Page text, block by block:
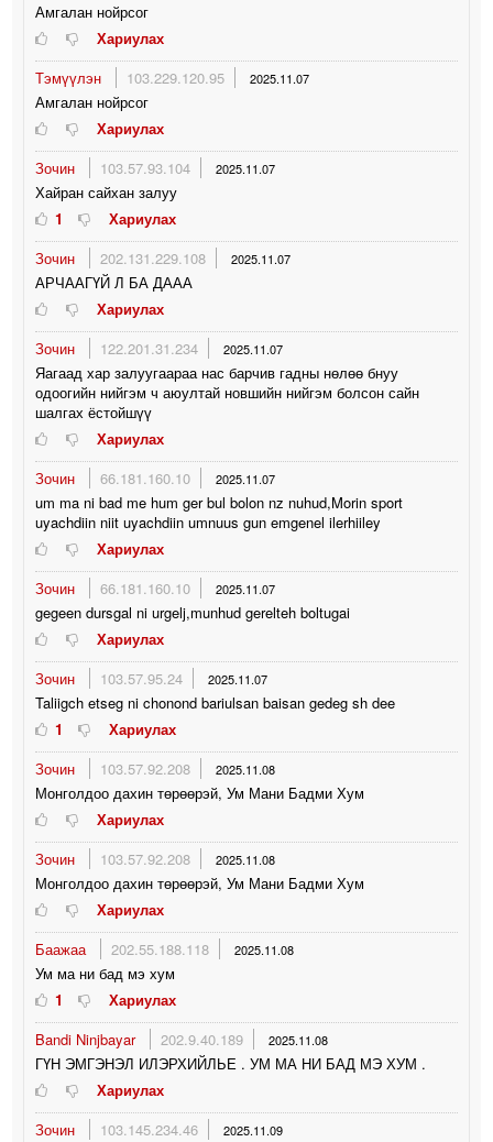
Амгалан нойрсог
Хариулах
Тэмүүлэн
103.229.120.95 2025.11.07
Амгалан нойрсог
Хариулах
Зочин
103.57.93.104 2025.11.07
Хайран сайхан залуу
1
Хариулах
Зочин
202.131.229.108 2025.11.07
АРЧААГҮЙ Л БА ДААА
Хариулах
Зочин
122.201.31.234 2025.11.07
Яагаад хар залуугаараа нас барчив гадны нөлөө бнуу
одоогийн нийгэм ч аюултай новшийн нийгэм болсон сайн
шалгах ёстойшүү
Хариулах
Зочин
66.181.160.10 2025.11.07
um ma ni bad me hum ger bul bolon nz nuhud,Morin sport
uyachdiin niit uyachdiin umnuus gun emgenel ilerhiiley
Хариулах
Зочин
66.181.160.10 2025.11.07
gegeen dursgal ni urgelj,munhud gerelteh boltugai
Хариулах
Зочин
103.57.95.24 2025.11.07
Taliigch etseg ni chonond bariulsan baisan gedeg sh dee
1
Хариулах
Зочин
103.57.92.208 2025.11.08
Монголдоо дахин төрөөрэй, Ум Мани Бадми Хум
Хариулах
Зочин
103.57.92.208 2025.11.08
Монголдоо дахин төрөөрэй, Ум Мани Бадми Хум
Хариулах
Баажаа
202.55.188.118 2025.11.08
Ум ма ни бад мэ хум
1
Хариулах
Bandi Ninjbayar
202.9.40.189 2025.11.08
ГҮН ЭМГЭНЭЛ ИЛЭРХИЙЛЬЕ . УМ МА НИ БАД МЭ ХУМ .
Хариулах
Зочин
103.145.234.46 2025.11.09